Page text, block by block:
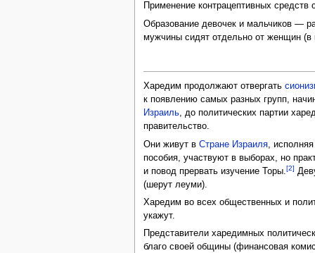
Применение контрацептивных средств
Образование девочек и мальчиков —
мужчины сидят отдельно от женщин
Харедим продолжают отвергать
к появлению самых разных групп,
Израиль, до политических партии
правительство.
Они живут вСтране Израиля ,
пособия, участвуют в выборах, но
и повод прервать изучение Торы.[2]
(шерут леуми).
Харедим во всех общественных и
укажут.
Представители харедимных
благо своей общины (финансовая